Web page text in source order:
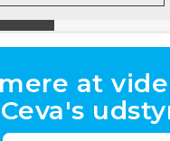
at
Ceva's